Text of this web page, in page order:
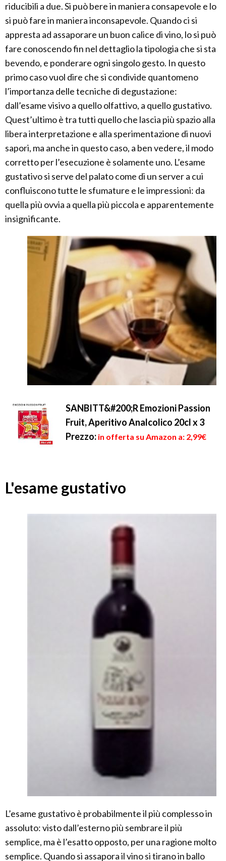
riducibili a due. Si può bere in maniera consapevole e lo
si può fare in maniera inconsapevole. Quando ci si
appresta ad assaporare un buon calice di vino, lo si può
fare conoscendo fin nel dettaglio la tipologia che si sta
bevendo, e ponderare ogni singolo gesto. In questo
primo caso vuol dire che si condivide quantomeno
l’importanza delle tecniche di degustazione:
dall’esame visivo a quello olfattivo, a quello gustativo.
Quest’ultimo è tra tutti quello che lascia più spazio alla
libera interpretazione e alla sperimentazione di nuovi
sapori, ma anche in questo caso, a ben vedere, il modo
corretto per l’esecuzione è solamente uno. L’esame
gustativo si serve del palato come di un server a cui
confluiscono tutte le sfumature e le impressioni: da
quella più ovvia a quella più piccola e apparentemente
insignificante.
SANBITT&#200;R Emozioni Passion
Fruit, Aperitivo Analcolico 20cl x 3
Prezzo: in offerta su Amazon a: 2,99€
L'esame gustativo
L’esame gustativo è probabilmente il più complesso in
assoluto: visto dall’esterno più sembrare il più
semplice, ma è l’esatto opposto, per una ragione molto
semplice. Quando si assapora il vino si tirano in ballo